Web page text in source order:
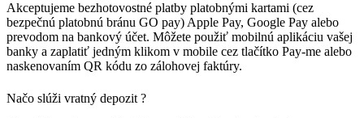
Akceptujeme bezhotovostné platby platobnými kartami (cez
bezpečnú platobnú bránu GO pay) Apple Pay, Google Pay alebo
prevodom na bankový účet. Môžete použiť mobilnú aplikáciu vašej
banky a zaplatiť jedným klikom v mobile cez tlačítko Pay-me alebo
naskenovaním QR kódu zo zálohovej faktúry.
Načo slúži vratný depozit ?